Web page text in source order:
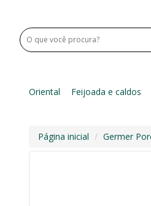
Oriental Feijoada e caldos
Página inicial Germer